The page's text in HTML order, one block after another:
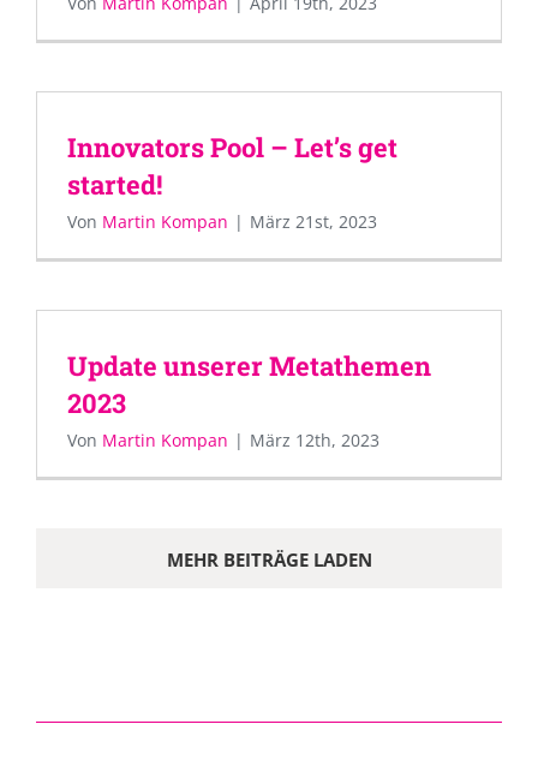
Innovators Pool – Let’s get
started!
Von Martin Kompan | März 21st, 2023
Update unserer Metathemen
2023
Von Martin Kompan | März 12th, 2023
MEHR BEITRÄGE LADEN